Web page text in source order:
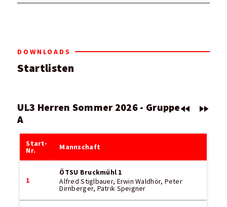
DOWNLOADS
Startlisten
UL3 Herren Sommer 2026 - Gruppe
A
Start-
Nr. Mannschaft
1
ÖTSU Bruckmühl 1
Alfred Stiglbauer, Erwin Waldhör, Peter
Dirnberger, Patrik Speigner
fast_forward
fast_rewind